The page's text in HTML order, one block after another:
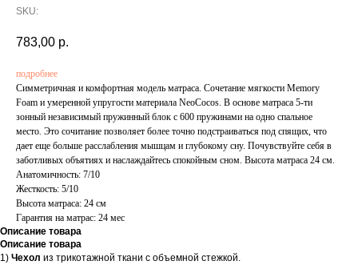
SKU:
783,00 р.
подробнее
Симметричная и комфортная модель матраса. Сочетание мягкости Memory
Foam и умеренной упругости материала NeoCocos. В основе матраса 5-ти
зонный независимый пружинный блок с 600 пружинами на одно спальное
место. Это сочитание позволяет более точно подстраиваться под спящих, что
дает еще больше расслабления мышцам и глубокому сну. Почувствуйте себя в
заботливых объятиях и наслаждайтесь спокойным сном. Высота матраса 24 см.
Анатомичность: 7/10
Жесткость: 5/10
Высота матраса: 24 см
Гарантия на матрас: 24 мес
Описание товара
Описание товара
1) Чехол из трикотажной ткани с объемной стежкой.